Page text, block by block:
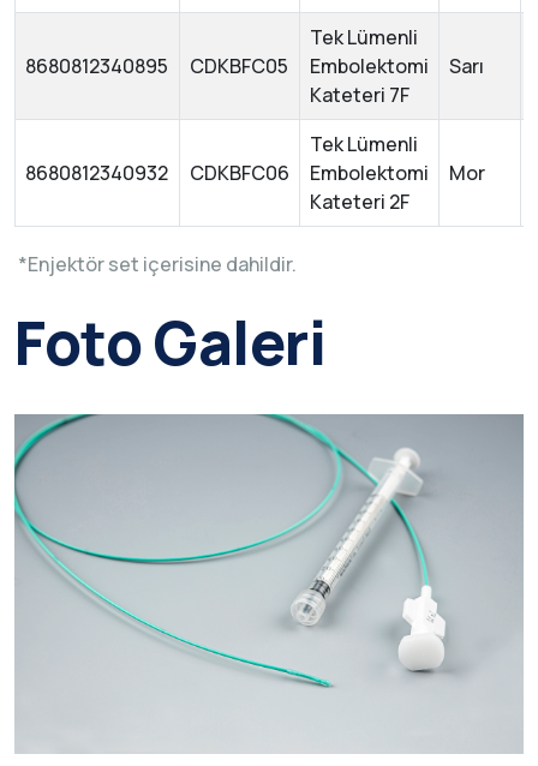
8680812340895 CDKBFC05
Tek Lümenli
Embolektomi
Kateteri 7F
Sarı
8680812340932 CDKBFC06
Tek Lümenli
Embolektomi
Kateteri 2F
Mor
*Enjektör set içerisine dahildir.
Foto Galeri